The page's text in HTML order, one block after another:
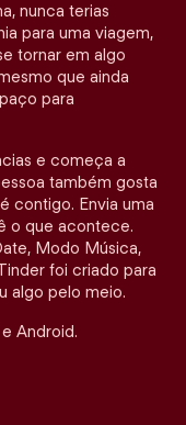
nunca terias
para uma viagem,
tornar em algo
que ainda
para
e começa a
também gosta
contigo. Envia uma
o que acontece.
Modo Música,
foi criado para
algo pelo meio.
Android.